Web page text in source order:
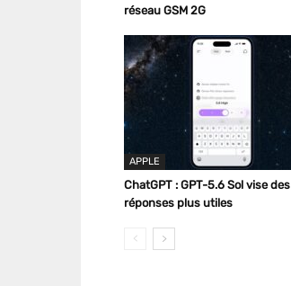
réseau GSM 2G
APPLE
ChatGPT : GPT-5.6 Sol vise des
réponses plus utiles